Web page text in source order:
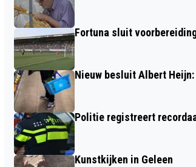
IS VERVROEGD!
Fortuna sluit
Nieuw besluit Albert
Politie registreert
Kunstkijken in Geleen